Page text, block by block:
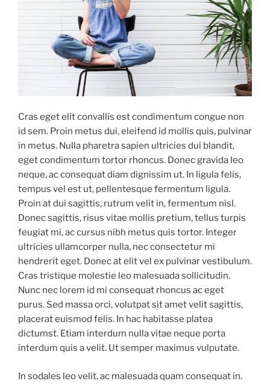
Cras eget elit convallis est condimentum congue non
id sem. Proin metus dui, eleifend id mollis quis, pulvinar
in metus. Nulla pharetra sapien ultricies dui blandit,
eget condimentum tortor rhoncus. Donec gravida leo
neque, ac consequat diam dignissim ut. In ligula felis,
tempus vel est ut, pellentesque fermentum ligula.
Proin at dui sagittis, rutrum velit in, fermentum nisl.
Donec sagittis, risus vitae mollis pretium, tellus turpis
feugiat mi, ac cursus nibh metus quis tortor. Integer
ultricies ullamcorper nulla, nec consectetur mi
hendrerit eget. Donec at elit vel ex pulvinar vestibulum.
Cras tristique molestie leo malesuada sollicitudin.
Nunc nec lorem id mi consequat rhoncus ac eget
purus. Sed massa orci, volutpat sit amet velit sagittis,
placerat euismod felis. In hac habitasse platea
dictumst. Etiam interdum nulla vitae neque porta
interdum quis a velit. Ut semper maximus vulputate.
In sodales leo velit, ac malesuada quam consequat in.